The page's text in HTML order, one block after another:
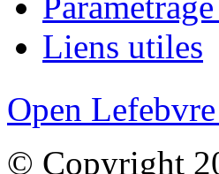
Liens utiles
Open
© Copyright